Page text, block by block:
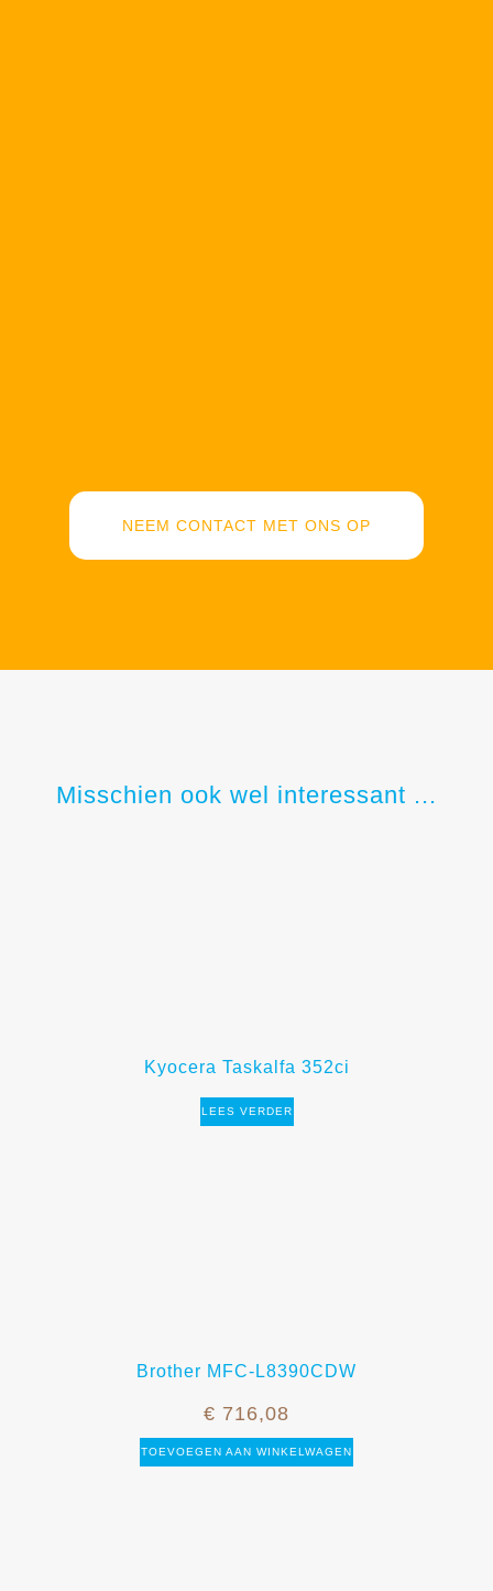
NEEM CONTACT MET ONS OP
Misschien ook wel interessant ...
Kyocera Taskalfa 352ci
LEES VERDER
Brother MFC-L8390CDW
€ 716,08
TOEVOEGEN AAN WINKELWAGEN